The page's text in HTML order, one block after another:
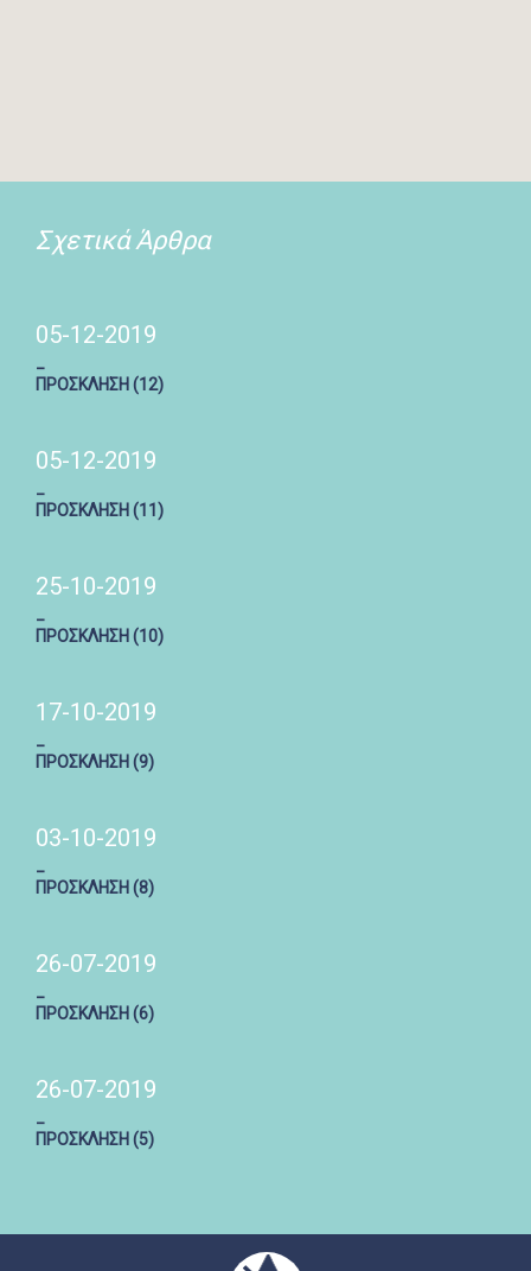
Σχετικά Άρθρα
05-12-2019
ΠΡΟΣΚΛΗΣΗ (12)
05-12-2019
ΠΡΟΣΚΛΗΣΗ (11)
25-10-2019
ΠΡΟΣΚΛΗΣΗ (10)
17-10-2019
ΠΡΟΣΚΛΗΣΗ (9)
03-10-2019
ΠΡΟΣΚΛΗΣΗ (8)
26-07-2019
ΠΡΟΣΚΛΗΣΗ (6)
26-07-2019
ΠΡΟΣΚΛΗΣΗ (5)